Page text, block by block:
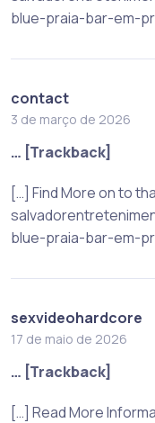
blue-praia-bar-em-
contact
3 de março de 2026
… [Trackback]
[…] Find More on to
blue-praia-bar-em-
sexvideohardcore
17 de maio de 2026
… [Trackback]
[…] Read More